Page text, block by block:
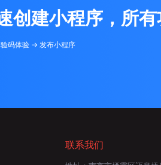
建小程序，所有
码体验 -> 发布小程序
联系我们